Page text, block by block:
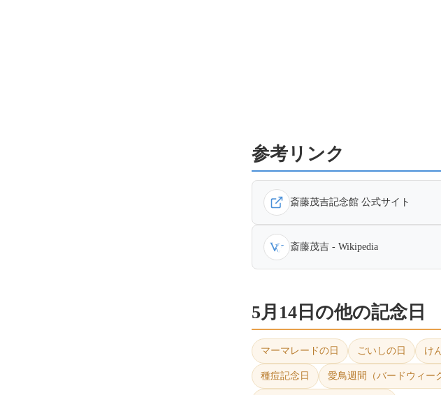
参考リンク
斎藤茂吉記念館 公式サイト
斎藤茂吉 - Wikipedia
5月14日の他の記念日
マーマレードの日 ごいしの日 け
種痘記念日 愛鳥週間（バードウィー